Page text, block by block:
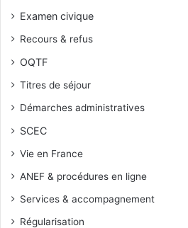
Examen civique
Recours & refus
OQTF
Titres de séjour
Démarches administratives
SCEC
Vie en France
ANEF & procédures en ligne
Services & accompagnement
Régularisation